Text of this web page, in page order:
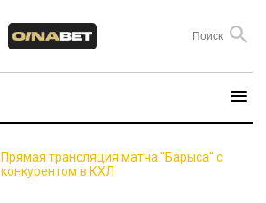
Прямая трансляция матча "Барыса" с
конкурентом в КХЛ